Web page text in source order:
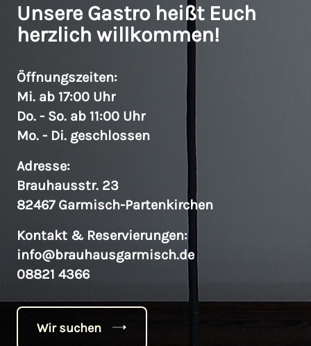
Unsere Gastro heißt Euch
herzlich willkommen!
Öffnungszeiten:
Mi. ab 17:00 Uhr
Do. - So. ab 11:00 Uhr
Mo. - Di. geschlossen
Adresse:
Brauhausstr. 23
82467 Garmisch-Partenkirchen
Kontakt & Reservierungen:
info@brauhausgarmisch.de
08821 4366
Wir suchen